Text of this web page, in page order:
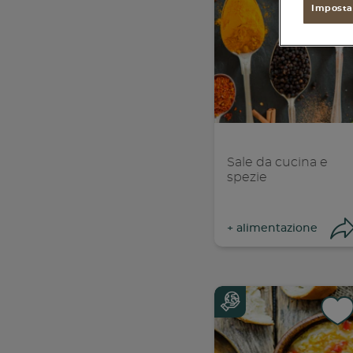
found
Sale da cucina e
spezie
+ alimentazione